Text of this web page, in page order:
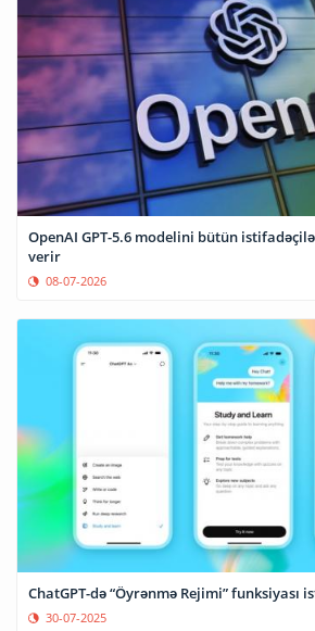
OpenAI GPT-5.6 modelini bütün
verir
08-07-2026
ChatGPT-də “Öyrənmə Rejimi” funksiyası
30-07-2025